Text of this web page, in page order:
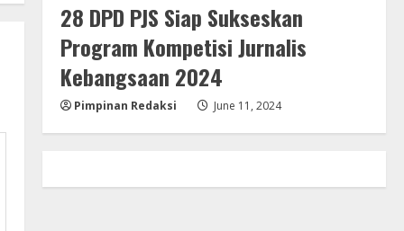
28 DPD PJS Siap Sukseskan
Program Kompetisi Jurnalis
Kebangsaan 2024
Pimpinan Redaksi June 11, 2024